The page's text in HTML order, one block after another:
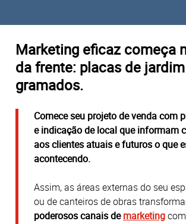
Marketing eficaz começa
da frente: placas de
gramados.
Comece seu projeto de venda com
e indicação de local que informam
aos clientes atuais e futuros o que
acontecendo.
Assim, as áreas externas do seu
ou de canteiros de obras
poderosos canais demarketing